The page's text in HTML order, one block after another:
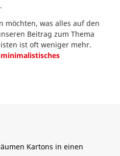
möchten, was alles auf den
Beitrag zum Thema
ist oft weniger mehr.
minimalistisches